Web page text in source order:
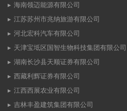
海南领迈能源有限公司
江苏苏州市兆纳旅游有限公司
河北宏科汽车有限公司
天津宝坻区国智生物科技集团有限公司
湖南长沙县天顺证券有限公司
西藏利辉证券有限公司
江西西展农业有限公司
吉林丰盈建筑集团有限公司